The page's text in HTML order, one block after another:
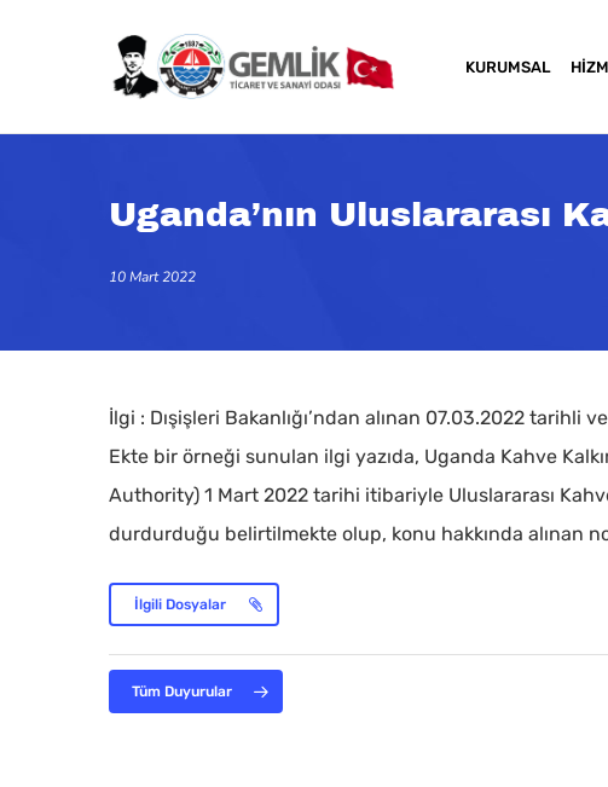
content
Kapatmak için arama veya ESC için enter tuşuna
KURUMSAL
Uganda’nın Uluslararası
10 Mart 2022
İlgi : Dışişleri Bakanlığı’ndan alınan 07.03.2022 tarihli
Ekte bir örneği sunulan ilgi yazıda, Uganda Kahve
Authority) 1 Mart 2022 tarihi itibariyle Uluslararası
durdurduğu belirtilmekte olup, konu hakkında alınan
İlgili Dosyalar
Tüm Duyurular